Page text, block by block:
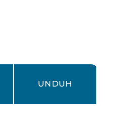
UNDUH